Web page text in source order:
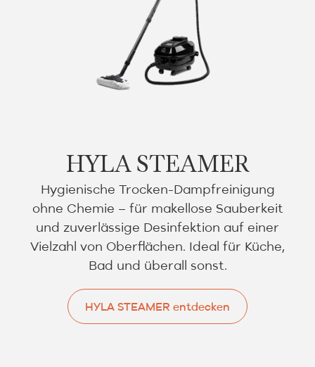
HYLA STEAMER
Hygienische Trocken-Dampfreinigung
ohne Chemie – für makellose Sauberkeit
und zuverlässige Desinfektion auf einer
Vielzahl von Oberflächen. Ideal für Küche,
Bad und überall sonst.
HYLA STEAMER entdecken